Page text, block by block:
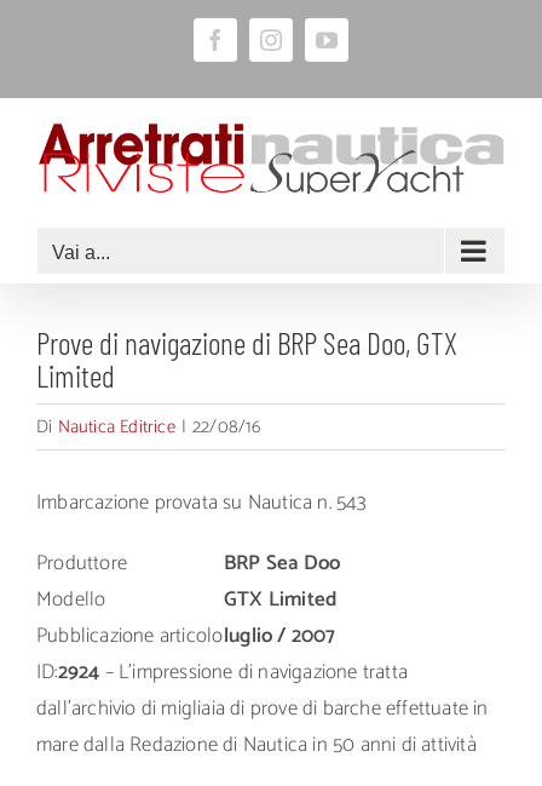
contenuto
FacebookInstagramYouTube
Vai a...
Prove di navigazione di BRP Sea Doo, GTX
Limited
Di Nautica Editrice | 22/08/16
Imbarcazione provata su Nautica n. 543
Produttore
BRP Sea Doo
Modello
GTX Limited
Pubblicazione articololuglio / 2007
ID:2924– L’impressione di navigazione tratta
dall’archivio di migliaia di prove di barche effettuate in
mare dalla Redazione di Nautica in 50 anni di attività